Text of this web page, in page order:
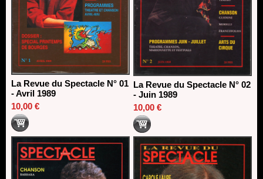
La Revue du Spectacle N° 01
- Avril 1989
10,00 €
La Revue du Spectacle N° 02
- Juin 1989
10,00 €